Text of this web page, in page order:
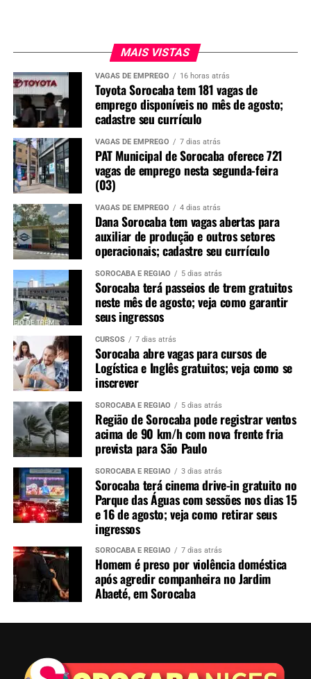
MAIS VISTAS
VAGAS DE EMPREGO 16 horas atrás
Toyota Sorocaba tem 181 vagas de
emprego disponíveis no mês de agosto;
cadastre seu currículo
VAGAS DE EMPREGO 7 dias atrás
PAT Municipal de Sorocaba oferece 721
vagas de emprego nesta segunda-feira
(03)
VAGAS DE EMPREGO 4 dias atrás
Dana Sorocaba tem vagas abertas para
auxiliar de produção e outros setores
operacionais; cadastre seu currículo
SOROCABA E REGIÃO 5 dias atrás
Sorocaba terá passeios de trem gratuitos
neste mês de agosto; veja como garantir
seus ingressos
CURSOS 7 dias atrás
Sorocaba abre vagas para cursos de
Logística e Inglês gratuitos; veja como se
inscrever
SOROCABA E REGIÃO 5 dias atrás
Região de Sorocaba pode registrar ventos
acima de 90 km/h com nova frente fria
prevista para São Paulo
SOROCABA E REGIÃO 3 dias atrás
Sorocaba terá cinema drive-in gratuito no
Parque das Águas com sessões nos dias 15
e 16 de agosto; veja como retirar seus
ingressos
SOROCABA E REGIÃO 7 dias atrás
Homem é preso por violência doméstica
após agredir companheira no Jardim
Abaeté, em Sorocaba